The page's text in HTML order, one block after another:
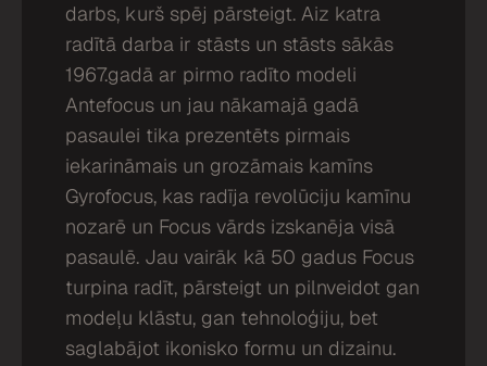
darbs, kurš spēj pārsteigt. Aiz katra
radītā darba ir stāsts un stāsts sākās
1967.gadā ar pirmo radīto modeli
Antefocus un jau nākamajā gadā
pasaulei tika prezentēts pirmais
iekarināmais un grozāmais kamīns
Gyrofocus, kas radīja revolūciju kamīnu
nozarē un Focus vārds izskanēja visā
pasaulē. Jau vairāk kā 50 gadus Focus
turpina radīt, pārsteigt un pilnveidot gan
modeļu klāstu, gan tehnoloģiju, bet
saglabājot ikonisko formu un dizainu.